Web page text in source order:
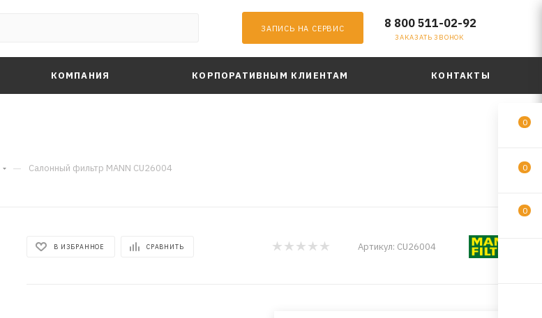
ЗАПИСЬ НА СЕРВИС 8 800 511-02-92
ЗАКАЗАТЬ ЗВОНОК
КОМПАНИЯ КОРПОРАТИВНЫМ КЛИЕНТАМ КОНТАКТЫ
— Салонный фильтр MANN CU26004
В ИЗБРАННОЕ СРАВНИТЬ Артикул: CU26004
0
0
0